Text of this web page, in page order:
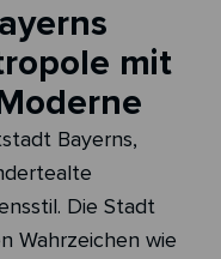
mit
Bayerns,
Die Stadt
Wahrzeichen wie